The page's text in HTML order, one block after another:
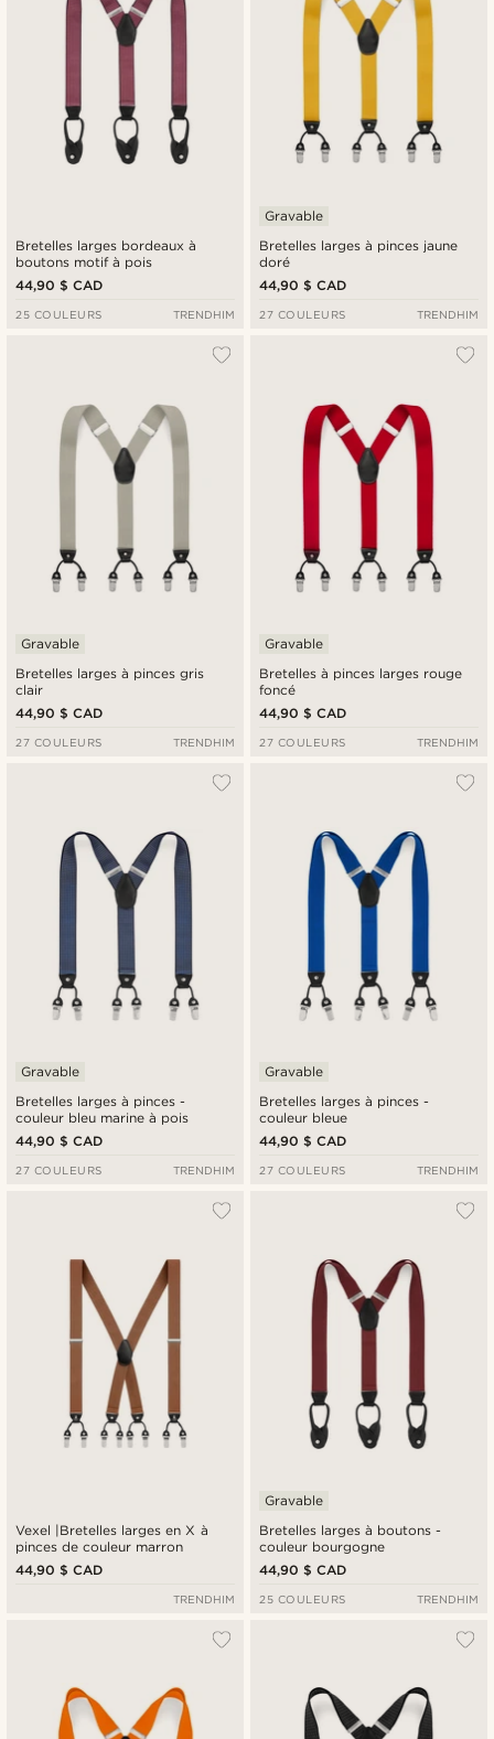
Bretelles larges bordeaux à
boutons motif à pois
44,90 $ CAD
25 COULEURS TRENDHIM
Bretelles larges à pinces jaune
doré
Gravable
44,90 $ CAD
27 COULEURS TRENDHIM
Bretelles larges à pinces gris
clair
Gravable
44,90 $ CAD
27 COULEURS TRENDHIM
Bretelles à pinces larges rouge
foncé
Gravable
44,90 $ CAD
27 COULEURS TRENDHIM
Bretelles larges à pinces -
couleur bleu marine à pois
Gravable
44,90 $ CAD
27 COULEURS TRENDHIM
Bretelles larges à pinces -
couleur bleue
Gravable
44,90 $ CAD
27 COULEURS TRENDHIM
Vexel |Bretelles larges en X à
pinces de couleur marron
44,90 $ CAD
TRENDHIM
Bretelles larges à boutons -
couleur bourgogne
Gravable
44,90 $ CAD
25 COULEURS TRENDHIM